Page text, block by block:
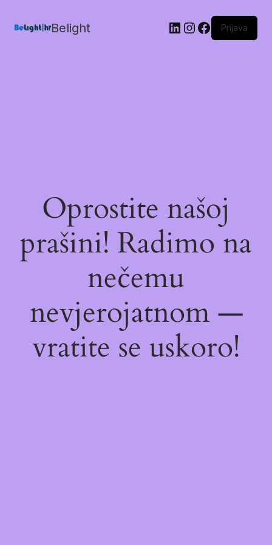
Belight Prijava
Oprostite našoj
prašini! Radimo na
nečemu
nevjerojatnom —
vratite se uskoro!